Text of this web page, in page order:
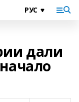
дали